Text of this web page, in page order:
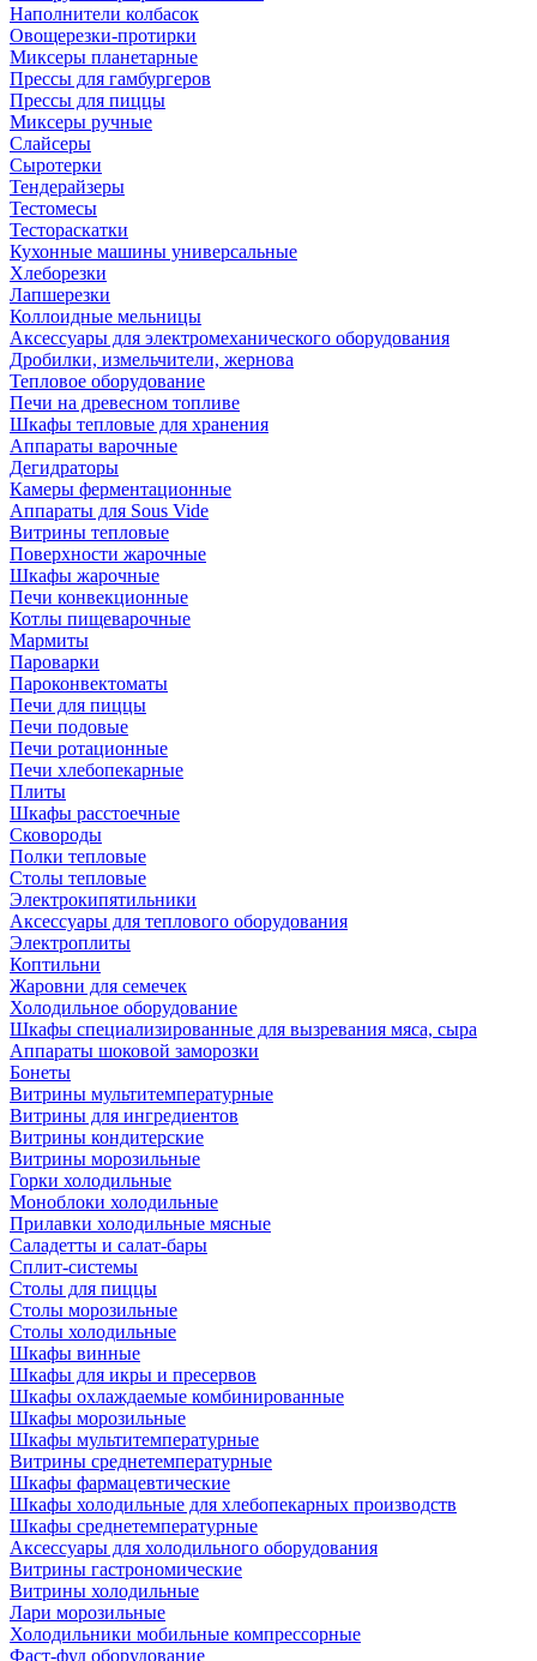
Наполнители колбасок
Овощерезки-протирки
Миксеры планетарные
Прессы для гамбургеров
Прессы для пиццы
Миксеры ручные
Слайсеры
Сыротерки
Тендерайзеры
Тестомесы
Тестораскатки
Кухонные машины универсальные
Хлеборезки
Лапшерезки
Коллоидные мельницы
Аксессуары для электромеханического оборудования
Дробилки, измельчители, жернова
Тепловое оборудование
Печи на древесном топливе
Шкафы тепловые для хранения
Аппараты варочные
Дегидраторы
Камеры ферментационные
Аппараты для Sous Vide
Витрины тепловые
Поверхности жарочные
Шкафы жарочные
Печи конвекционные
Котлы пищеварочные
Мармиты
Пароварки
Пароконвектоматы
Печи для пиццы
Печи подовые
Печи ротационные
Печи хлебопекарные
Плиты
Шкафы расстоечные
Сковороды
Полки тепловые
Столы тепловые
Электрокипятильники
Аксессуары для теплового оборудования
Электроплиты
Коптильни
Жаровни для семечек
Холодильное оборудование
Шкафы специализированные для вызревания мяса, сыра
Аппараты шоковой заморозки
Бонеты
Витрины мультитемпературные
Витрины для ингредиентов
Витрины кондитерские
Витрины морозильные
Горки холодильные
Моноблоки холодильные
Прилавки холодильные мясные
Саладетты и салат-бары
Сплит-системы
Столы для пиццы
Столы морозильные
Столы холодильные
Шкафы винные
Шкафы для икры и пресервов
Шкафы охлаждаемые комбинированные
Шкафы морозильные
Шкафы мультитемпературные
Витрины среднетемпературные
Шкафы фармацевтические
Шкафы холодильные для хлебопекарных производств
Шкафы среднетемпературные
Аксессуары для холодильного оборудования
Витрины гастрономические
Витрины холодильные
Лари морозильные
Холодильники мобильные компрессорные
Фаст-фуд оборудование